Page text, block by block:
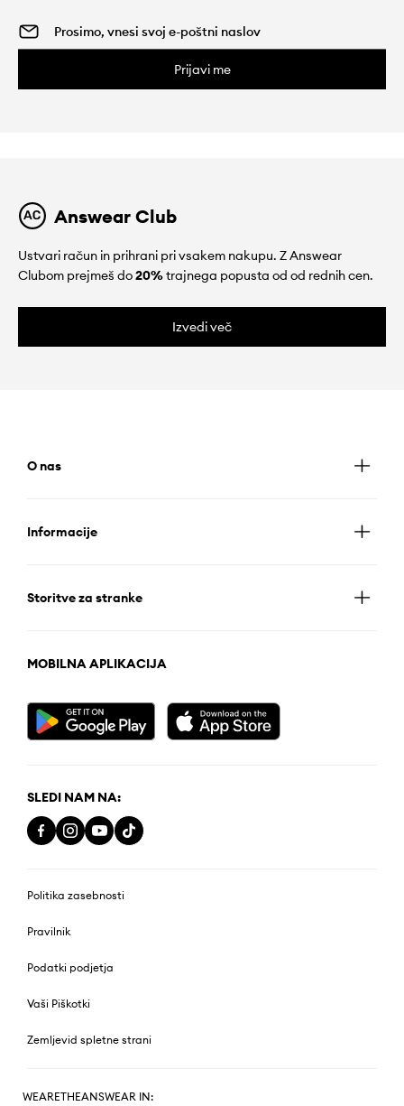
Prijavi me
Answear Club
Ustvari račun in prihrani pri vsakem nakupu. Z Answear
Clubom prejmeš do20%trajnega popusta od od rednih cen.
Izvedi več
O nas
Informacije
Storitve za stranke
MOBILNA APLIKACIJA
SLEDI NAM NA:
Politika zasebnosti
Pravilnik
Podatki podjetja
Vaši Piškotki
Zemljevid spletne strani
WEARETHEANSWEAR IN: